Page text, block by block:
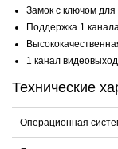
Замок с ключом
Поддержка 1
1 канал
Технические
Операционная